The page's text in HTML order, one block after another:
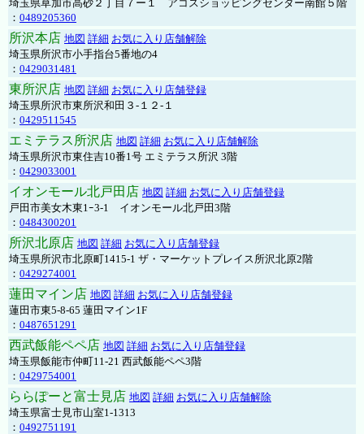
埼玉県草加市高砂２丁目７ー１ アコスショッピングセンター南館５階
： 0489205360
所沢本店 地図 詳細 お気に入り店舗解除
埼玉県所沢市小手指台5番地の4
： 0429031481
東所沢店 地図 詳細 お気に入り店舗登録
埼玉県所沢市東所沢和田３-１２-１
： 0429511545
エミテラス所沢店 地図 詳細 お気に入り店舗解除
埼玉県所沢市東住吉10番1号 エミテラス所沢 3階
： 0429033001
イオンモール北戸田店 地図 詳細 お気に入り店舗登録
戸田市美女木東1ｰ3‐1 イオンモール北戸田3階
： 0484300201
所沢北原店 地図 詳細 お気に入り店舗登録
埼玉県所沢市北原町1415-1 ザ・マーケットプレイス所沢北原2階
： 0429274001
蓮田マイン店 地図 詳細 お気に入り店舗登録
蓮田市東5-8-65 蓮田マイン1F
： 0487651291
西武飯能ペペ店 地図 詳細 お気に入り店舗登録
埼玉県飯能市仲町11-21 西武飯能ペペ3階
： 0429754001
ららぽーと富士見店 地図 詳細 お気に入り店舗解除
埼玉県富士見市山室1-1313
： 0492751191